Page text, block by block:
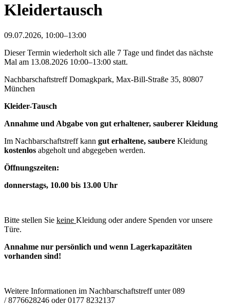
Kleidertausch
09.07.2026, 10:00–13:00
Dieser Termin wiederholt sich alle 7 Tage und findet das nächste
Mal am 13.08.2026 10:00–13:00 statt.
Nachbarschaftstreff Domagkpark, Max-Bill-Straße 35, 80807
München
Kleider-Tausch
Annahme und Abgabe von gut erhaltener, sauberer Kleidung
Im Nachbarschaftstreff kann gut erhaltene, saubere Kleidung
kostenlos abgeholt und abgegeben werden.
Öffnungszeiten:
donnerstags, 10.00 bis 13.00 Uhr
Bitte stellen Sie keine Kleidung oder andere Spenden vor unsere
Türe.
Annahme nur persönlich und wenn Lagerkapazitäten
vorhanden sind!
Weitere Informationen im Nachbarschaftstreff unter 089
/ 8776628246 oder 0177 8232137